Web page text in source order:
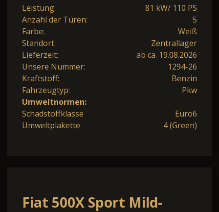
Leistung:
81 kW/ 110 PS
Anzahl der Türen:
5
Farbe:
Weiß
Standort:
Zentrallager
Lieferzeit:
ab ca. 19.08.2026
Unsere Nummer:
1294-26
Kraftstoff:
Benzin
Fahrzeugtyp:
Pkw
Umweltnormen:
Schadstoffklasse
Euro6
Umweltplakette
4 (Green)
Fiat 500X Sport Mild-